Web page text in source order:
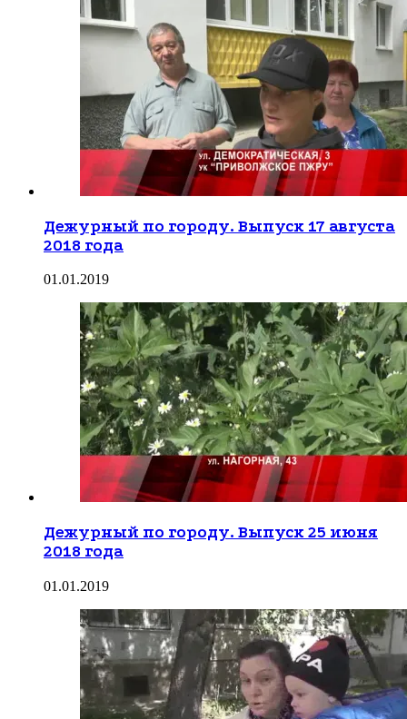
Дежурный по городу. Выпуск 17 августа
2018 года
01.01.2019
Дежурный по городу. Выпуск 25 июня
2018 года
01.01.2019